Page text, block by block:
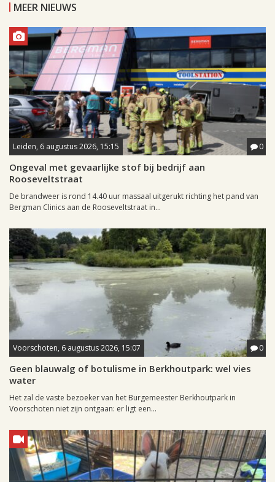
MEER NIEUWS
Leiden, 6 augustus 2026, 15:15 0
Ongeval met gevaarlijke stof bij bedrijf aan
Rooseveltstraat
De brandweer is rond 14.40 uur massaal uitgerukt richting het pand van
Bergman Clinics aan de Rooseveltstraat in...
Voorschoten, 6 augustus 2026, 15:07 0
Geen blauwalg of botulisme in Berkhoutpark: wel vies
water
Het zal de vaste bezoeker van het Burgemeester Berkhoutpark in
Voorschoten niet zijn ontgaan: er ligt een...